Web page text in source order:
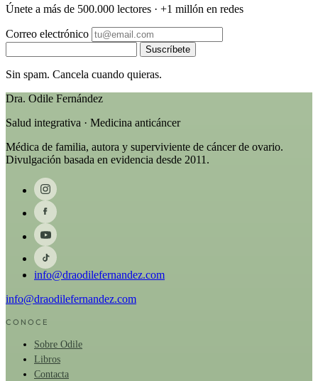
Únete a más de 500.000 lectores · +1 millón en redes
Correo electrónico
Suscríbete
Sin spam. Cancela cuando quieras.
Dra. Odile Fernández
Salud integrativa · Medicina anticáncer
Médica de familia, autora y superviviente de cáncer de ovario.
Divulgación basada en evidencia desde 2011.
info@draodilefernandez.com
info@draodilefernandez.com
CONOCE
Sobre Odile
Libros
Contacta